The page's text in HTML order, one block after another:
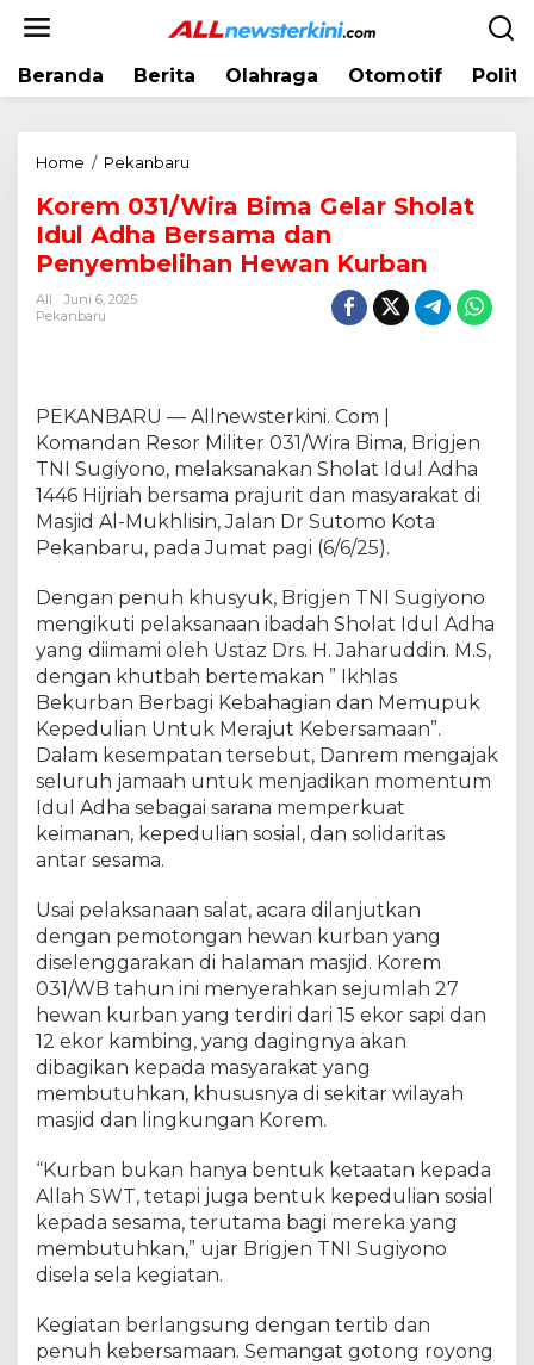
Beranda Berita Olahraga Otomotif
Home / Pekanbaru
r
e
m
r
a
B
i
m
a
e
a
r
S
h
o
l
a
t
I
d
h
a
B
e
r
a
a
d
n
e
y
e
Korem 031/Wira Bima Gelar Sholat
Idul Adha Bersama dan
Penyembelihan Hewan Kurban
All
Juni 6, 2025
Pekanbaru
PEKANBARU — Allnewsterkini. Com |
Komandan Resor Militer 031/Wira Bima, Brigjen
TNI Sugiyono, melaksanakan Sholat Idul Adha
1446 Hijriah bersama prajurit dan masyarakat di
Masjid Al-Mukhlisin, Jalan Dr Sutomo Kota
Pekanbaru, pada Jumat pagi (6/6/25).
Dengan penuh khusyuk, Brigjen TNI Sugiyono
mengikuti pelaksanaan ibadah Sholat Idul Adha
yang diimami oleh Ustaz Drs. H. Jaharuddin. M.S,
dengan khutbah bertemakan ” Ikhlas
Bekurban Berbagi Kebahagian dan Memupuk
Kepedulian Untuk Merajut Kebersamaan”.
Dalam kesempatan tersebut, Danrem mengajak
seluruh jamaah untuk menjadikan momentum
Idul Adha sebagai sarana memperkuat
keimanan, kepedulian sosial, dan solidaritas
antar sesama.
Usai pelaksanaan salat, acara dilanjutkan
dengan pemotongan hewan kurban yang
diselenggarakan di halaman masjid. Korem
031/WB tahun ini menyerahkan sejumlah 27
hewan kurban yang terdiri dari 15 ekor sapi dan
12 ekor kambing, yang dagingnya akan
dibagikan kepada masyarakat yang
membutuhkan, khususnya di sekitar wilayah
masjid dan lingkungan Korem.
“Kurban bukan hanya bentuk ketaatan kepada
Allah SWT, tetapi juga bentuk kepedulian sosial
kepada sesama, terutama bagi mereka yang
membutuhkan,” ujar Brigjen TNI Sugiyono
disela sela kegiatan.
Kegiatan berlangsung dengan tertib dan
penuh kebersamaan. Semangat gotong royong